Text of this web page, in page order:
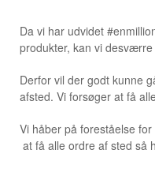
Da vi har udvidet
produkter, kan vi
Derfor vil der godt kunne
afsted. Vi forsøger at få
Vi håber på foreståelse
at få alle ordre af sted så